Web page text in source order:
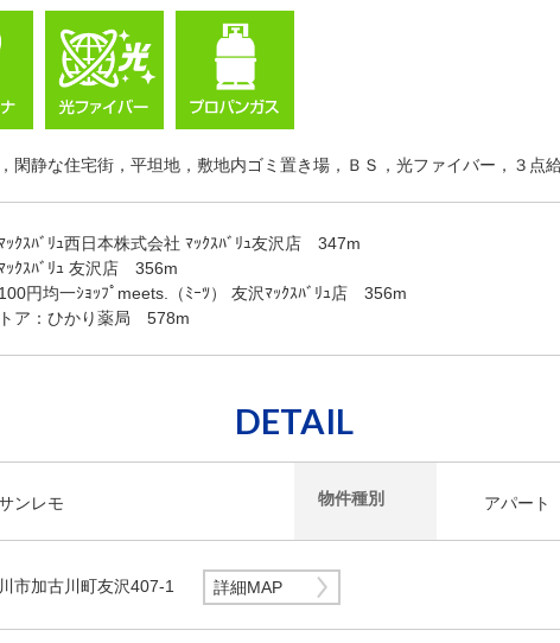
閑静な住宅街，平坦地，敷地内ゴミ置き場，ＢＳ，光ファイバー，３点
ｯｸｽﾊﾞﾘｭ西日本株式会社 ﾏｯｸｽﾊﾞﾘｭ友沢店 347m
ｯｸｽﾊﾞﾘｭ 友沢店 356m
円均一ｼｮｯﾌﾟmeets.（ﾐｰﾂ） 友沢ﾏｯｸｽﾊﾞﾘｭ店 356m
トア：ひかり薬局 578m
DETAIL
ンレモ 物件種別 アパート
市加古川町友沢407-1 詳細MAP